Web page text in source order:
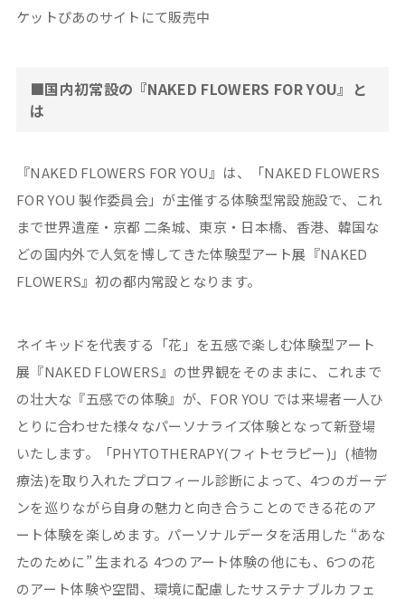
ケットぴあのサイトにて販売中
■国内初常設の『NAKED FLOWERS FOR YOU』と
は
『NAKED FLOWERS FOR YOU』は、「NAKED FLOWERS
FOR YOU 製作委員会」が主催する体験型常設施設で、これ
まで世界遺産・京都 二条城、東京・日本橋、香港、韓国な
どの国内外で人気を博してきた体験型アート展『NAKED
FLOWERS』初の都内常設となります。
ネイキッドを代表する「花」を五感で楽しむ体験型アート
展『NAKED FLOWERS』の世界観をそのままに、これまで
の壮大な『五感での体験』が、FOR YOU では来場者一人ひ
とりに合わせた様々なパーソナライズ体験となって新登場
いたします。「PHYTOTHERAPY(フィトセラピー)」(植物
療法)を取り入れたプロフィール診断によって、4つのガーデ
ンを巡りながら自身の魅力と向き合うことのできる花のア
ート体験を楽しめます。パーソナルデータを活用した “あな
たのために” 生まれる 4つのアート体験の他にも、6つの花
のアート体験や空間、環境に配慮したサステナブルカフェ